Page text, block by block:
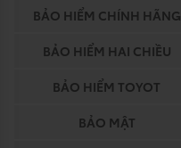
BẢO HIỂM CHÍNH HÃNG
BẢO HIỂM HAI CHIỀU
BẢO HIỂM TOYOT
BẢO MẬT